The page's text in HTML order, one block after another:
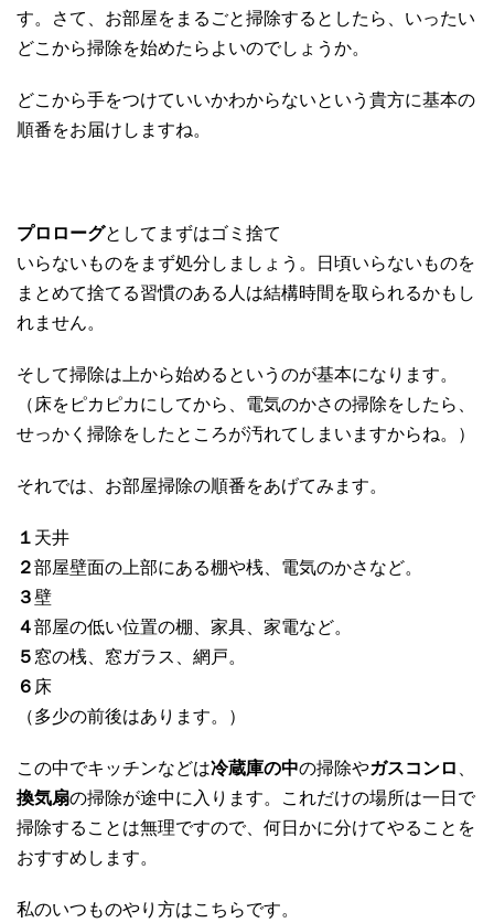
す。さて、お部屋をまるごと掃除するとしたら、いったい
どこから掃除を始めたらよいのでしょうか。
どこから手をつけていいかわからないという貴方に基本の
順番をお届けしますね。
プロローグとしてまずはゴミ捨て
いらないものをまず処分しましょう。日頃いらないものを
まとめて捨てる習慣のある人は結構時間を取られるかもし
れません。
そして掃除は上から始めるというのが基本になります。
（床をピカピカにしてから、電気のかさの掃除をしたら、
せっかく掃除をしたところが汚れてしまいますからね。）
それでは、お部屋掃除の順番をあげてみます。
１ 天井
２部屋壁面の上部にある棚や桟、電気のかさなど。
３壁
４部屋の低い位置の棚、家具、家電など。
５ 窓の桟、窓ガラス、網戸。
６ 床
（多少の前後はあります。）
この中でキッチンなどは冷蔵庫の中の掃除やガスコンロ
換気扇の掃除が途中に入ります。これだけの場所は一日で
掃除することは無理ですので、何日かに分けてやることを
おすすめします。
私のいつものやり方はこちらです。